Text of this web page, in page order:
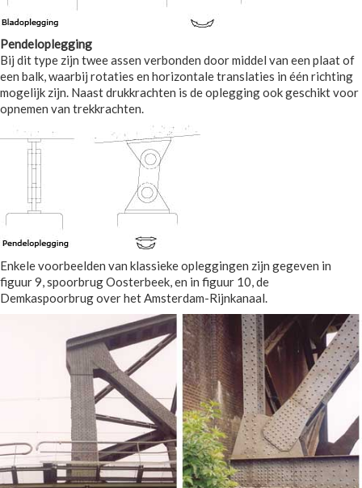
Pendeloplegging
Bij dit type zijn twee assen verbonden door middel van een plaat of
een balk, waarbij rotaties en horizontale translaties in één richting
mogelijk zijn. Naast drukkrachten is de oplegging ook geschikt voor
opnemen van trekkrachten.
Enkele voorbeelden van klassieke opleggingen zijn gegeven in
figuur 9, spoorbrug Oosterbeek, en in figuur 10, de
Demkaspoorbrug over het Amsterdam-Rijnkanaal.